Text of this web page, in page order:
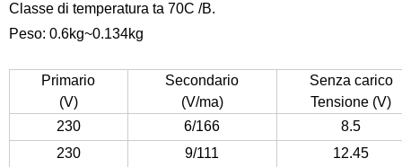
Classe di temperatura ta 70C /B.
Peso: 0.6kg~0.134kg
Primario
(V)
Secondario
(V/ma)
Senza carico
Tensione (V)
230
6/166
8.5
230
9/111
12.45